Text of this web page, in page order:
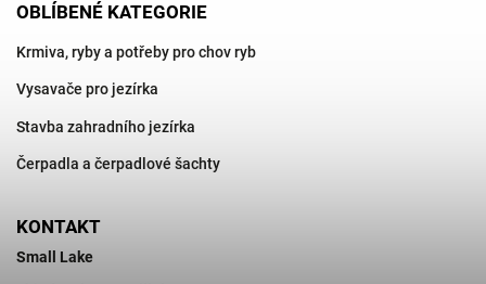
OBLÍBENÉ KATEGORIE
Krmiva, ryby a potřeby pro chov ryb
Vysavače pro jezírka
Stavba zahradního jezírka
Čerpadla a čerpadlové šachty
KONTAKT
Small Lake